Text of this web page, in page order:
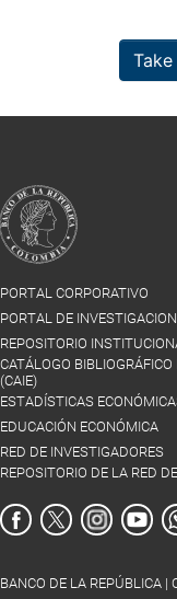
PORTAL CORPORATIVO
PORTAL DE
REPOSITORIO
CATÁLOGO
(CAIE)
ESTADÍSTICAS
EDUCACIÓN ECONÓMICA
RED DE INVESTIGADORES
REPOSITORIO DE LA RED
BANCO DE LA REPÚBLICA |